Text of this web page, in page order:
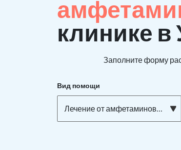
клинике в
Заполните форму
Вид помощи
Лечение от амфетаминовой зависимости